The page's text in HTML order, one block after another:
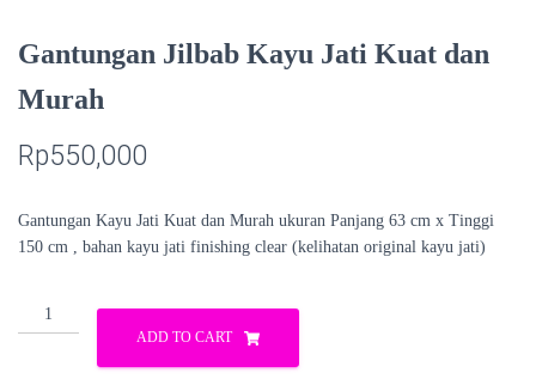
Gantungan Jilbab Kayu Jati Kuat dan
Murah
Rp550,000
Gantungan Kayu Jati Kuat dan Murah ukuran Panjang 63 cm x Tinggi
150 cm , bahan kayu jati finishing clear (kelihatan original kayu jati)
Gantungan
Jilbab
ADD TO CART